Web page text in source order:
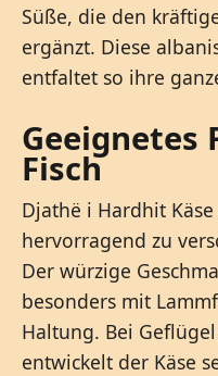
Süße, die den
ergänzt. Diese
entfaltet so ihre
Geeignetes
Fisch
Djathë i Hardhit
hervorragend zu
Der würzige
besonders mit
Haltung. Bei
entwickelt der Käse